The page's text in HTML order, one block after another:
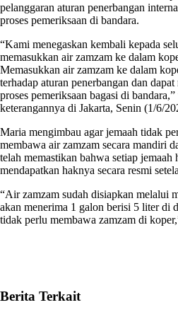
pelanggaran aturan penerbangan
proses pemeriksaan di bandara.
“Kami menegaskan kembali kepada
memasukkan air zamzam ke dalam
Memasukkan air zamzam ke dalam
terhadap aturan penerbangan dan
proses pemeriksaan bagasi di
keterangannya di Jakarta, Senin (1/6/
Maria mengimbau agar jemaah tidak
membawa air zamzam secara mandiri
telah memastikan bahwa setiap jemaah
mendapatkan haknya secara resmi
“Air zamzam sudah disiapkan melalui
akan menerima 1 galon berisi 5 liter di
tidak perlu membawa zamzam di
Berita Terkait